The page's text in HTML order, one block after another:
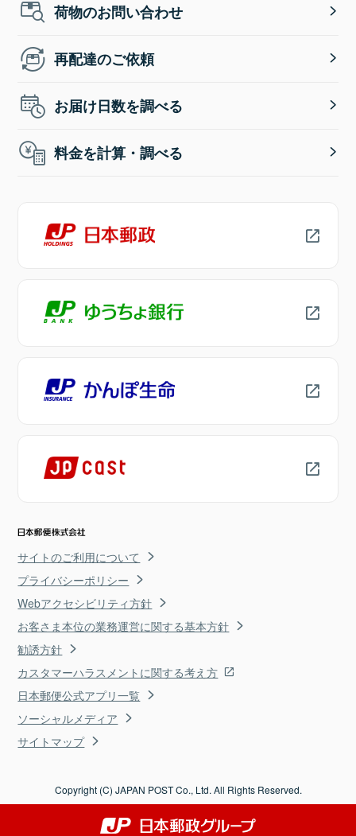
荷物のお問い合わせ
再配達のご依頼
お届け日数を調べる
料金を計算・調べる
サイトのご利用について
プライバシーポリシー
Webアクセシビリティ方針
お客さま本位の業務運営に関する基本方針
勧誘方針
カスタマーハラスメントに関する考え方
日本郵便公式アプリ一覧
ソーシャルメディア
サイトマップ
Copyright (C) JAPAN POST Co., Ltd. All Rights Reserved.